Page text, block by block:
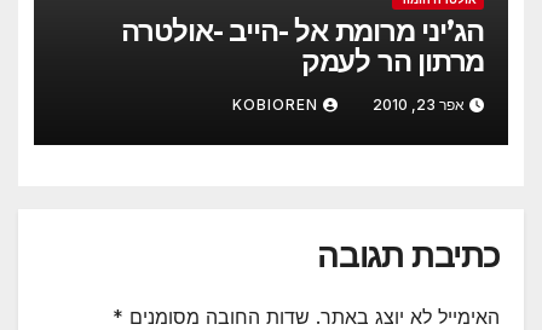
הג’יני מרומת אל -הייב -אולטרה
מרתון הר לעמק
אפר 23, 2010 KOBIOREN
כתיבת תגובה
האימייל לא יוצג באתר. שדות החובה מסומנים *